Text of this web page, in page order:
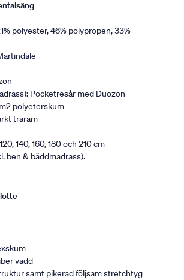
polyester, 46% polypropen, 33%
Pocketresår med Duozon
polyeterskum
träram
140, 160, 180 och 210 cm
ben & bäddmadrass).
vadd
samt pikerad följsam stretchtyg